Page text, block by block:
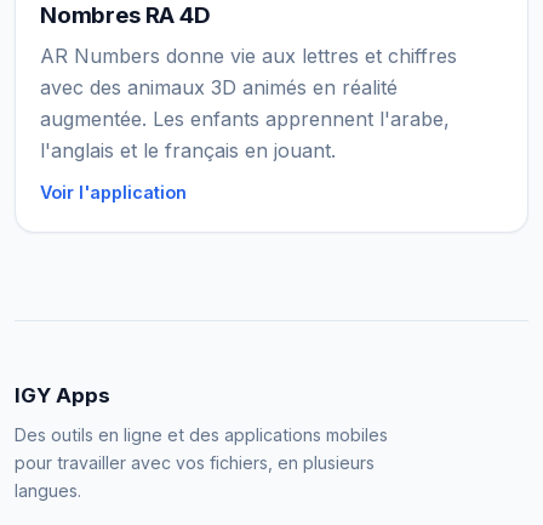
Nombres RA 4D
AR Numbers donne vie aux lettres et chiffres
avec des animaux 3D animés en réalité
augmentée. Les enfants apprennent l'arabe,
l'anglais et le français en jouant.
Voir l'application
IGY Apps
Des outils en ligne et des applications mobiles
pour travailler avec vos fichiers, en plusieurs
langues.